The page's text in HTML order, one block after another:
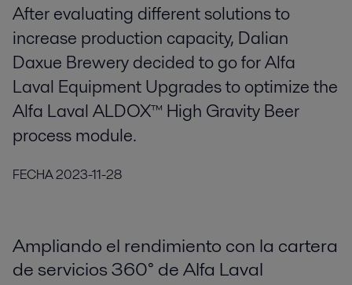
After evaluating different solutions to
increase production capacity, Dalian
Daxue Brewery decided to go for Alfa
Laval Equipment Upgrades to optimize the
Alfa Laval ALDOX™ High Gravity Beer
process module.
FECHA2023-11-28
Ampliando el rendimiento con la cartera
de servicios 360° de Alfa Laval